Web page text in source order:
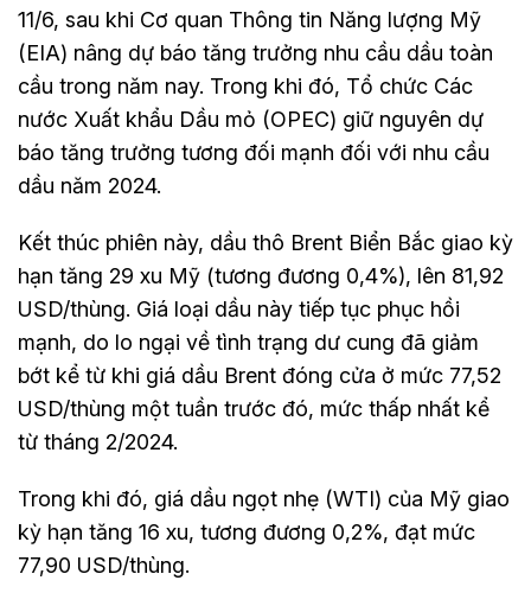
11/6, sau khi Cơ quan Thông tin Năng lượng Mỹ
(EIA) nâng dự báo tăng trưởng nhu cầu dầu toàn
cầu trong năm nay. Trong khi đó, Tổ chức Các
nước Xuất khẩu Dầu mỏ (OPEC) giữ nguyên dự
báo tăng trưởng tương đối mạnh đối với nhu cầu
dầu năm 2024.
Kết thúc phiên này, dầu thô Brent Biển Bắc giao kỳ
hạn tăng 29 xu Mỹ (tương đương 0,4%), lên 81,92
USD/thùng. Giá loại dầu này tiếp tục phục hồi
mạnh, do lo ngại về tình trạng dư cung đã giảm
bớt kể từ khi giá dầu Brent đóng cửa ở mức 77,52
USD/thùng một tuần trước đó, mức thấp nhất kể
từ tháng 2/2024.
Trong khi đó, giá dầu ngọt nhẹ (WTI) của Mỹ giao
kỳ hạn tăng 16 xu, tương đương 0,2%, đạt mức
77,90 USD/thùng.